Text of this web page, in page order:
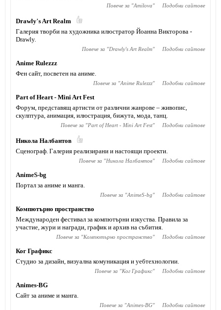
Повече за "Amilova" Подобни сайтове
Drawly's Art Realm
Галерия творби на художника илюстратор Йоанна Викторова -
Drawly.
Повече за "Drawly's Art Realm" Подобни сайтове
Anime Rulezzz
Фен сайт, посветен на аниме.
Повече за "Anime Rulezzz" Подобни сайтове
Part of Heart - Mini Art Fest
Форум, представящ артисти от различни жанрове – живопис,
скулптура, анимация, илюстрация, бижута, мода, танц.
Повече за "Part of Heart - Mini Art Fest" Подобни сайтове
Никола Налбантов
Сценограф. Галерия реализирани и настоящи проекти.
Повече за "Никола Налбантов" Подобни сайтове
AnimeS-bg
Портал за аниме и манга.
Повече за "AnimeS-bg" Подобни сайтове
Компютърно пространство
Международен фестивал за компютърни изкуства. Правила за
участие, жури и награди, график и архив на събития.
Повече за "Компютърно пространство" Подобни сайтове
Ког Графикс
Студио за дизайн, визуална комуникация и уебтехнологии.
Повече за "Ког Графикс" Подобни сайтове
Animes-BG
Сайт за аниме и манга.
Повече за "Animes-BG" Подобни сайтове